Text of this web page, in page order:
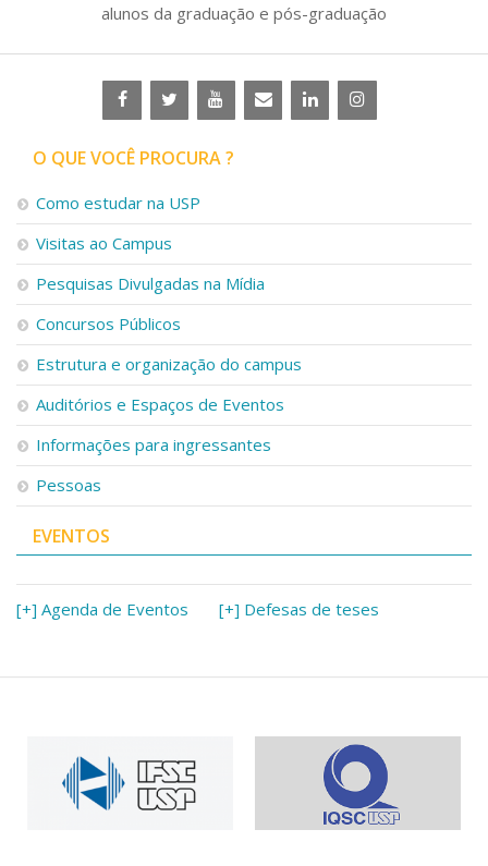
alunos da graduação e pós-graduação
O QUE VOCÊ PROCURA ?
Como estudar na USP
Visitas ao Campus
Pesquisas Divulgadas na Mídia
Concursos Públicos
Estrutura e organização do campus
Auditórios e Espaços de Eventos
Informações para ingressantes
Pessoas
EVENTOS
[+] Agenda de Eventos [+] Defesas de teses